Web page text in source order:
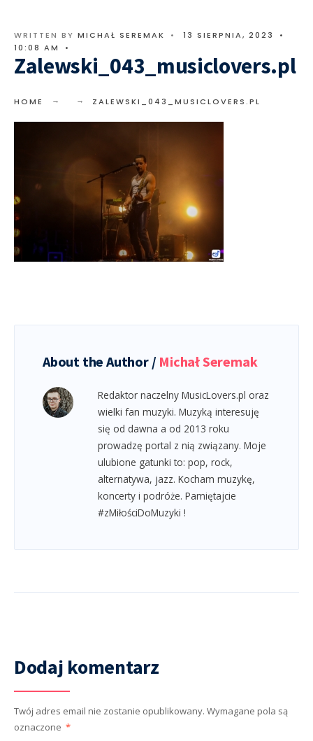
WRITTEN BY MICHAŁ SEREMAK • 13 SIERPNIA, 2023
•
10:08 AM
•
Zalewski_043_musiclovers.pl
HOME ZALEWSKI_043_MUSICLOVERS.PL
About the Author / Michał Seremak
Redaktor naczelny MusicLovers.pl oraz
wielki fan muzyki. Muzyką interesuję
się od dawna a od 2013 roku
prowadzę portal z nią związany. Moje
ulubione gatunki to: pop, rock,
alternatywa, jazz. Kocham muzykę,
koncerty i podróże. Pamiętajcie
#zMiłościDoMuzyki !
Dodaj komentarz
Twój adres email nie zostanie opublikowany. Wymagane pola są
oznaczone *